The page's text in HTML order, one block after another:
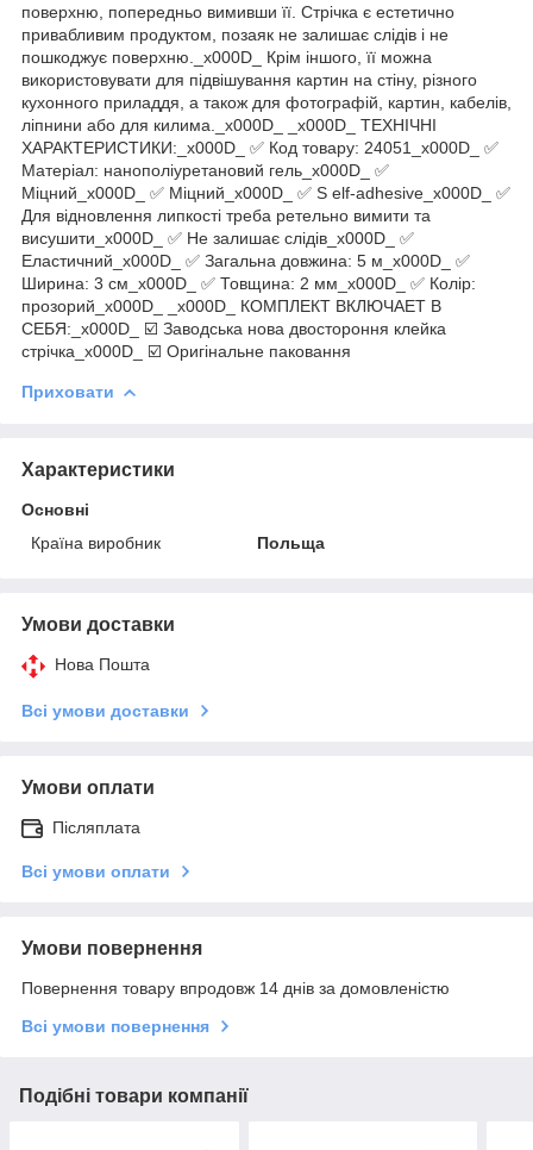
поверхню, попередньо вимивши її. Стрічка є естетично
привабливим продуктом, позаяк не залишає слідів і не
пошкоджує поверхню._x000D_ Крім іншого, її можна
використовувати для підвішування картин на стіну, різного
кухонного приладдя, а також для фотографій, картин, кабелів,
ліпнини або для килима._x000D_ _x000D_ ТЕХНІЧНІ
ХАРАКТЕРИСТИКИ:_x000D_ ✅ Код товару: 24051_x000D_ ✅
Матеріал: нанополіуретановий гель_x000D_ ✅
Міцний_x000D_ ✅ Міцний_x000D_ ✅ S elf-adhesive_x000D_ ✅
Для відновлення липкості треба ретельно вимити та
висушити_x000D_ ✅ Не залишає слідів_x000D_ ✅
Еластичний_x000D_ ✅ Загальна довжина: 5 м_x000D_ ✅
Ширина: 3 см_x000D_ ✅ Товщина: 2 мм_x000D_ ✅ Колір:
прозорий_x000D_ _x000D_ КОМПЛЕКТ ВКЛЮЧАЕТ В
СЕБЯ:_x000D_ ☑️ Заводська нова двостороння клейка
стрічка_x000D_ ☑️ Оригінальне паковання
Приховати
Характеристики
Основні
Країна виробник
Польща
Умови доставки
Нова Пошта
Всі умови доставки
Умови оплати
Післяплата
Всі умови оплати
Умови повернення
Повернення товару впродовж 14 днів за домовленістю
Всі умови повернення
Подібні товари компанії